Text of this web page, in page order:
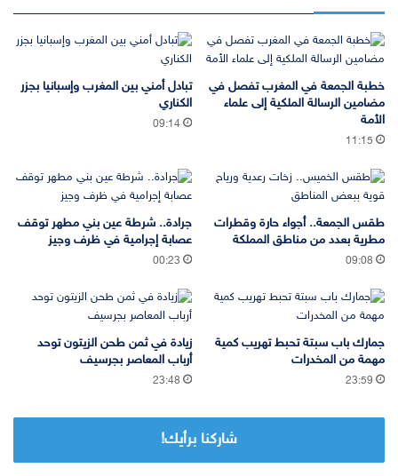
خطبة الجمعة في المغرب تفصل في
مضامين الرسالة الملكية إلى علماء
الأمة
11:15
تبادل أمني بين المغرب وإسبانيا بجزر
الكناري
09:14
طقس الجمعة.. أجواء حارة وقطرات
مطرية بعدد من مناطق المملكة
09:08
جرادة.. شرطة عين بني مطهر توقف
عصابة إجرامية في ظرف وجيز
00:23
جمارك باب سبتة تحبط تهريب كمية
مهمة من المخدرات
23:59
زيادة في ثمن طحن الزيتون توحد
أرباب المعاصر بجرسيف
23:48
شاركنا برأيك!